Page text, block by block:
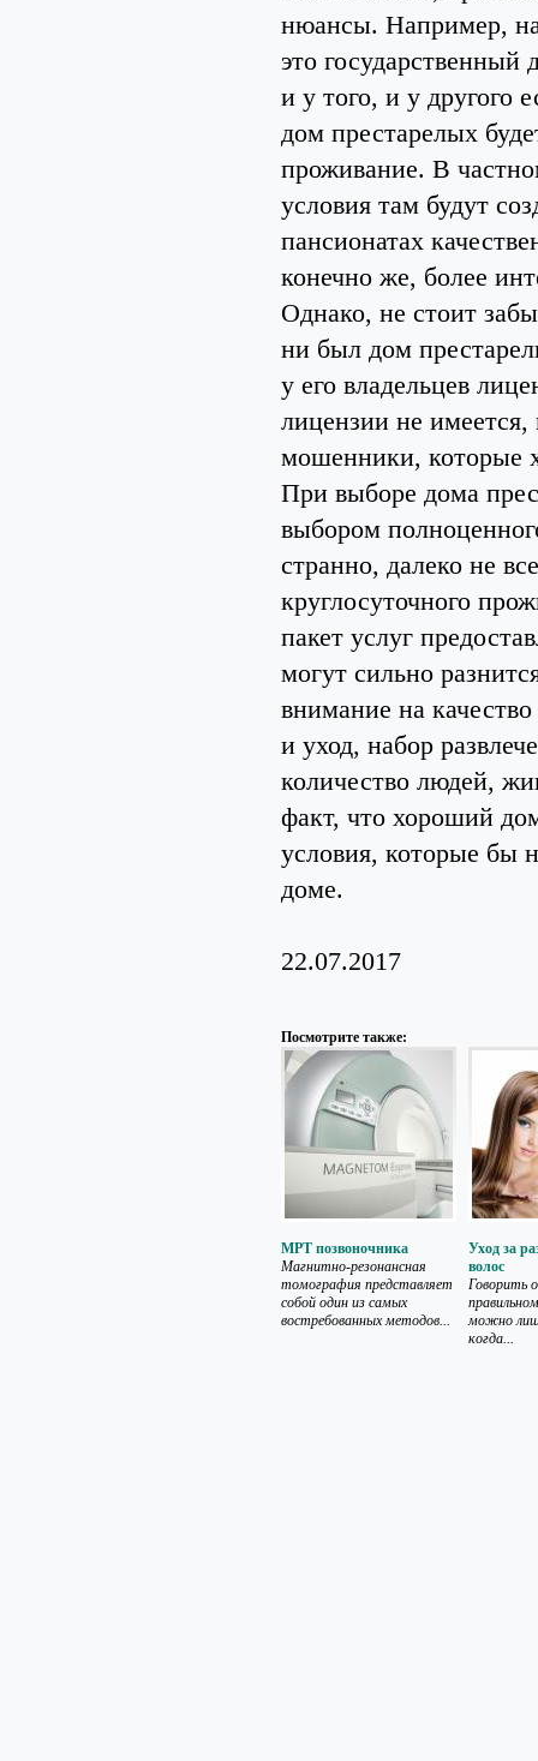
нюансы. Например,
это государственный
и у того, и у другого
дом престарелых
проживание. В
условия там будут
пансионатах
конечно же, более
Однако, не стоит
ни был дом
у его владельцев
лицензии не имеется,
мошенники, которые
При выборе дома
выбором
странно, далеко не
круглосуточного
пакет услуг
могут сильно
внимание на
и уход, набор
количество людей,
факт, что хороший
условия, которые бы
доме.
22.07.2017
Посмотрите также:
МРТ позвоночника
Магнитно-резонансная
томография представляет
собой один из самых
востребованных методов...
Уход за
волос
Говорить
можно
когда...